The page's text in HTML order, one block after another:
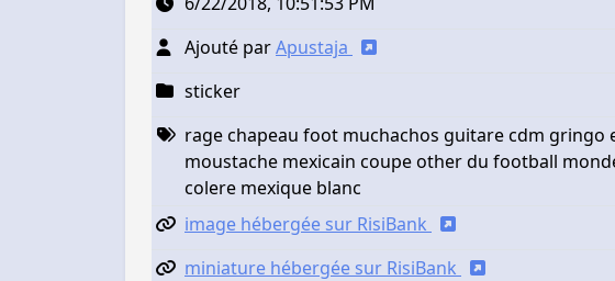
Ajouté parApustaja
sticker
rage chapeau foot muchachos guitare cdm gringo
moustache mexicain coupe other du football
colere mexique blanc
image hébergée sur RisiBank
miniature hébergée sur RisiBank